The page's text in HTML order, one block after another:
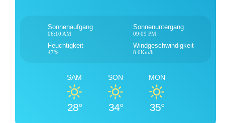
Sonnenaufgang
06:10 AM
Sonnenuntergang
09:09 PM
Feuchtigkeit
47%
Windgeschwindigkeit
8.6Km/h
SAM
28°
SON
34°
MON
35°